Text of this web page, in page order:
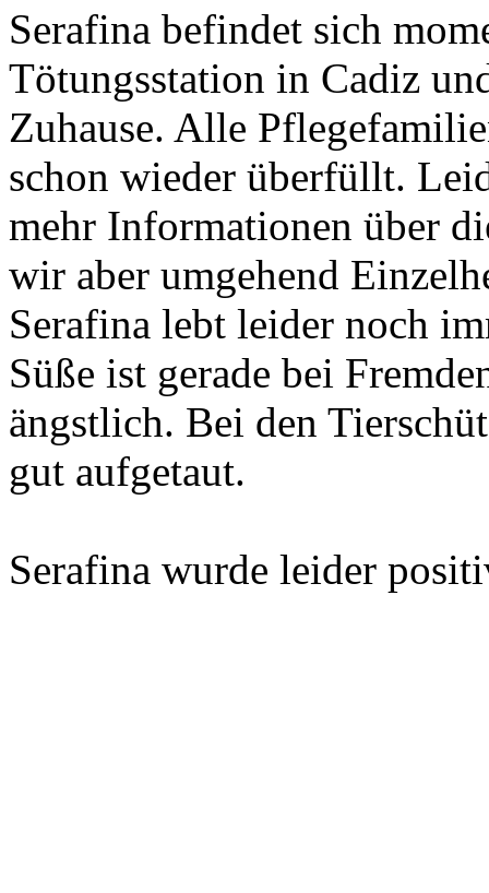
Serafina befindet sich
Tötungsstation in Cadiz
Zuhause. Alle
schon wieder überfüllt.
mehr Informationen über
wir aber umgehend
Serafina lebt leider noch
Süße ist gerade bei
ängstlich. Bei den
gut aufgetaut.
Serafina wurde leider